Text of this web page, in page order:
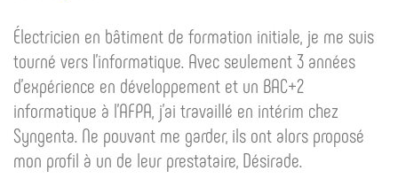
Électricien en bâtiment de formation initiale, je me suis
tourné vers l’informatique. Avec seulement 3 années
d’expérience en développement et un BAC+2
informatique à l’AFPA, j’ai travaillé en intérim chez
Syngenta. Ne pouvant me garder, ils ont alors proposé
mon profil à un de leur prestataire, Désirade.